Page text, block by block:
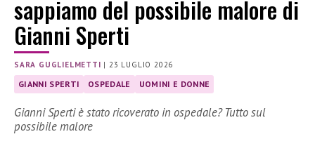
sappiamo del possibile malore di
Gianni Sperti
SARA GUGLIELMETTI | 23 LUGLIO 2026
GIANNI SPERTI OSPEDALE UOMINI E DONNE
Gianni Sperti è stato ricoverato in ospedale? Tutto sul
possibile malore